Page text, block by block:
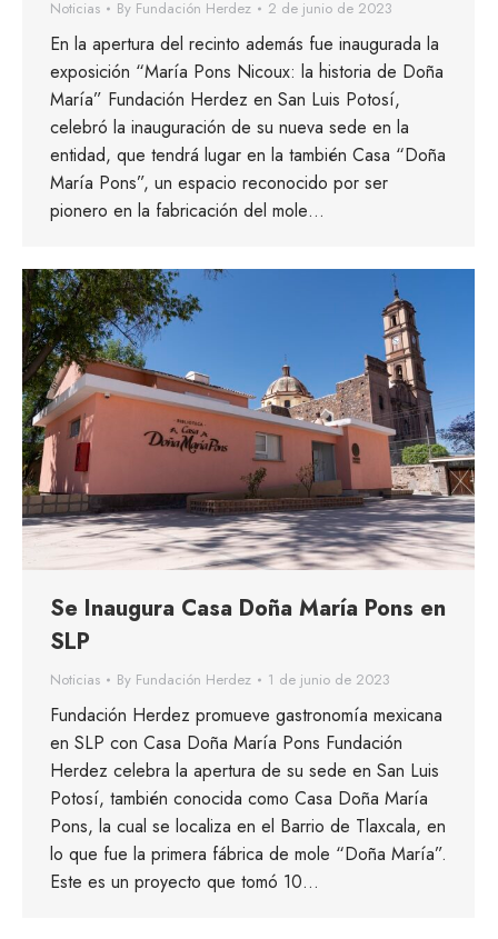
Noticias By Fundación Herdez 2 de junio de 2023
En la apertura del recinto además fue inaugurada la
exposición “María Pons Nicoux: la historia de Doña
María” Fundación Herdez en San Luis Potosí,
celebró la inauguración de su nueva sede en la
entidad, que tendrá lugar en la también Casa “Doña
María Pons”, un espacio reconocido por ser
pionero en la fabricación del mole…
Se Inaugura Casa Doña María Pons en
SLP
Noticias By Fundación Herdez 1 de junio de 2023
Fundación Herdez promueve gastronomía mexicana
en SLP con Casa Doña María Pons Fundación
Herdez celebra la apertura de su sede en San Luis
Potosí, también conocida como Casa Doña María
Pons, la cual se localiza en el Barrio de Tlaxcala, en
lo que fue la primera fábrica de mole “Doña María”.
Este es un proyecto que tomó 10…